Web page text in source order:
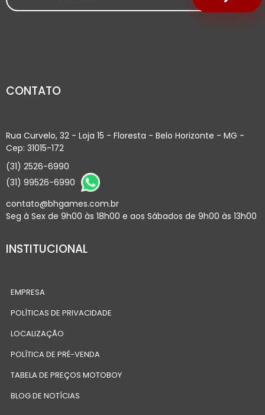
CONTATO
Rua Curvelo, 32 - Loja 15 - Floresta - Belo Horizonte - MG -
Cep: 31015-172
(31) 2526-6990
(31) 99526-6990
contato@bhgames.com.br
Seg à Sex de 9h00 às 18h00 e aos Sábados de 9h00 às 13h00
INSTITUCIONAL
EMPRESA
POLÍTICAS DE PRIVACIDADE
LOCALIZAÇÃO
POLÍTICA DE PRÉ-VENDA
TABELA DE PREÇOS MOTOBOY
BLOG DE NOTÍCIAS